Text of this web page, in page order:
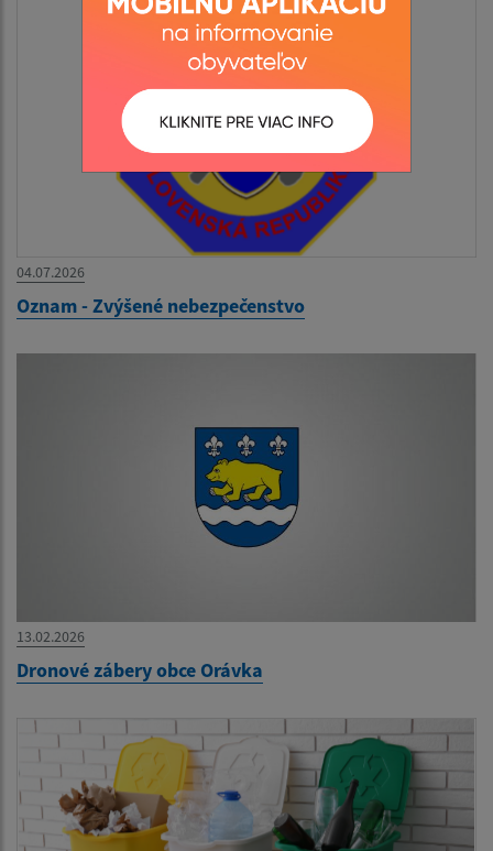
04.07.2026
Oznam - Zvýšené nebezpečenstvo
13.02.2026
Dronové zábery obce Orávka